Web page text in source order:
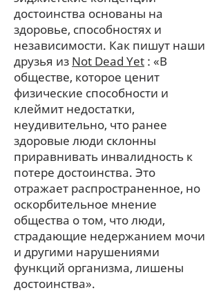
достоинства основаны на
здоровье, способностях и
независимости. Как пишут наши
друзья из Not Dead Yet : «В
обществе, которое ценит
физические способности и
клеймит недостатки,
неудивительно, что ранее
здоровые люди склонны
приравнивать инвалидность к
потере достоинства. Это
отражает распространенное, но
оскорбительное мнение
общества о том, что люди,
страдающие недержанием мочи
и другими нарушениями
функций организма, лишены
достоинства».